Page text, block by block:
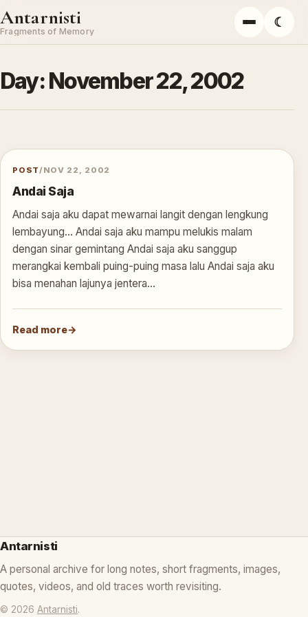
Skip to content
Antarnisti
Fragments of Memory Menu
☾
Day:November 22, 2002
POST / NOV 22, 2002
Andai Saja
Andai saja aku dapat mewarnai langit dengan lengkung
lembayung… Andai saja aku mampu melukis malam
dengan sinar gemintang Andai saja aku sanggup
merangkai kembali puing-puing masa lalu Andai saja aku
bisa menahan lajunya jentera…
Read more
Antarnisti
A personal archive for long notes, short fragments, images,
quotes, videos, and old traces worth revisiting.
© 2026 Antarnisti.